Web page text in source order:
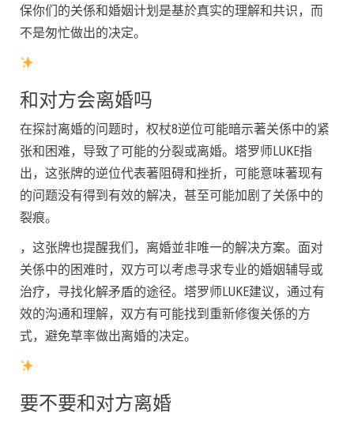
保你们的关係和婚姻计划是基於真实的理解和共识，而
不是匆忙做出的决定。
和对方会离婚吗
在探討离婚的问题时，权杖8逆位可能暗示著关係中的紧
张和困难，导致了可能的分裂或离婚。塔罗师LUKE指
出，这张牌的逆位代表著阻碍和挫折，可能意味著现有
的问题没有得到有效的解决，甚至可能加剧了关係中的
裂痕。
，这张牌也提醒我们，离婚並非唯一的解决方案。面对
关係中的困难时，双方可以考虑寻求专业的婚姻辅导或
治疗，寻找化解矛盾的途径。塔罗师LUKE建议，通过有
效的沟通和理解，双方有可能找到重新修復关係的方
式，避免草率做出离婚的决定。
要不要和对方离婚